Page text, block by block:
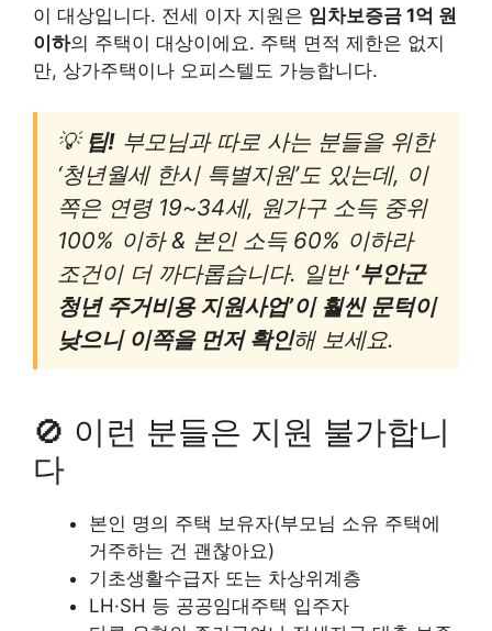
이 대상입니다. 전세 이자 지원은 임차보증금 1억 원
이하의 주택이 대상이에요. 주택 면적 제한은 없지
만, 상가주택이나 오피스텔도 가능합니다.
💡 팁! 부모님과 따로 사는 분들을 위한
‘청년월세 한시 특별지원’도 있는데, 이
쪽은 연령 19~34세, 원가구 소득 중위
100% 이하 & 본인 소득 60% 이하라
조건이 더 까다롭습니다. 일반 ‘부안군
청년 주거비용 지원사업’이 훨씬 문턱이
낮으니 이쪽을 먼저 확인해 보세요.
🚫 이런 분들은 지원 불가합니
다
본인 명의 주택 보유자(부모님 소유 주택에
거주하는 건 괜찮아요)
기초생활수급자 또는 차상위계층
LH·SH 등 공공임대주택 입주자